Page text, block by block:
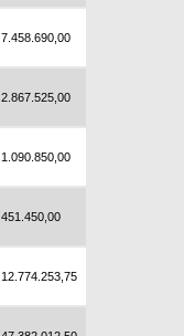
7.458.690,00
2.867.525,00
1.090.850,00
451.450,00
12.774.253,75